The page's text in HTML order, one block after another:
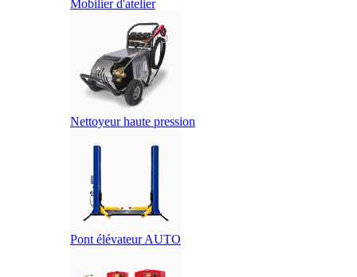
Mobilier d'atelier
Nettoyeur haute pression
Pont élévateur AUTO